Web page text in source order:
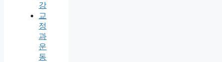
강
교
정
과
운
동